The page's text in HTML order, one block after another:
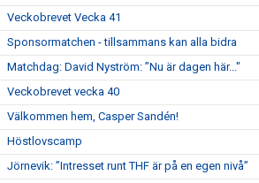
Veckobrevet Vecka 41
Sponsormatchen - tillsammans kan alla bidra
Matchdag: David Nyström: ”Nu är dagen här..."
Veckobrevet vecka 40
Välkommen hem, Casper Sandén!
Höstlovscamp
Jörnevik: ”Intresset runt THF är på en egen nivå”